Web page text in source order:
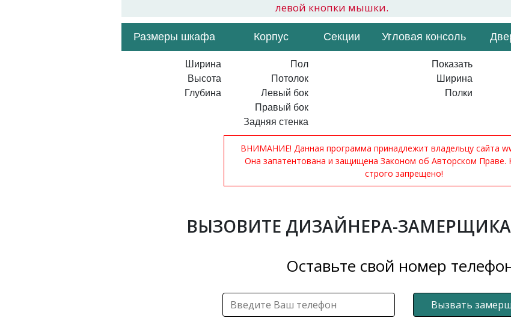
левой кнопки мышки.
Размеры шкафа Корпус Секции Угловая консоль
Ширина
Высота
Глубина
Пол
Потолок
Левый бок
Правый бок
Задняя стенка
Показать
Ширина
Полки
ВНИМАНИЕ! Данная программа принадлежит владельцу сайта
Она запатентована и защищена Законом об Авторском Праве.
строго запрещено!
ВЫЗОВИТЕ ДИЗАЙНЕРА-ЗАМЕРЩИКА
Оставьте свой номер
Вызвать